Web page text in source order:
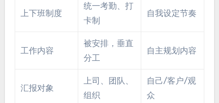
上下班制度
统一考勤、打
卡制
自我设定节奏
工作内容
被安排，垂直
分工
自主规划内容
汇报对象
上司、团队、
组织
自己/客户/观
众